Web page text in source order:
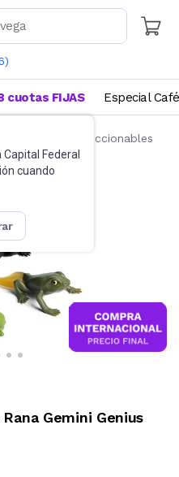
)
Capital Federal
cuando
cuotas FIJAS Especial Café
de acción y coleccionables
Gemini Genius